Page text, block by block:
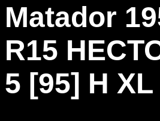
Matador
R15
5 [95] H XL